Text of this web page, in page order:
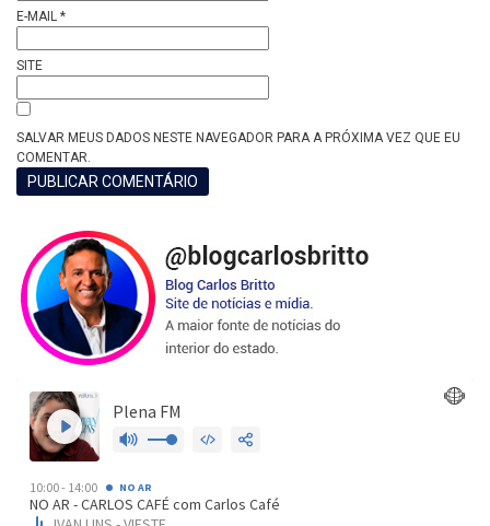
E-MAIL *
SITE
SALVAR MEUS DADOS NESTE NAVEGADOR PARA A PRÓXIMA VEZ QUE EU
COMENTAR.